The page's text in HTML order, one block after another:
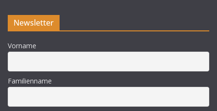
Newsletter
Vorname
Familienname